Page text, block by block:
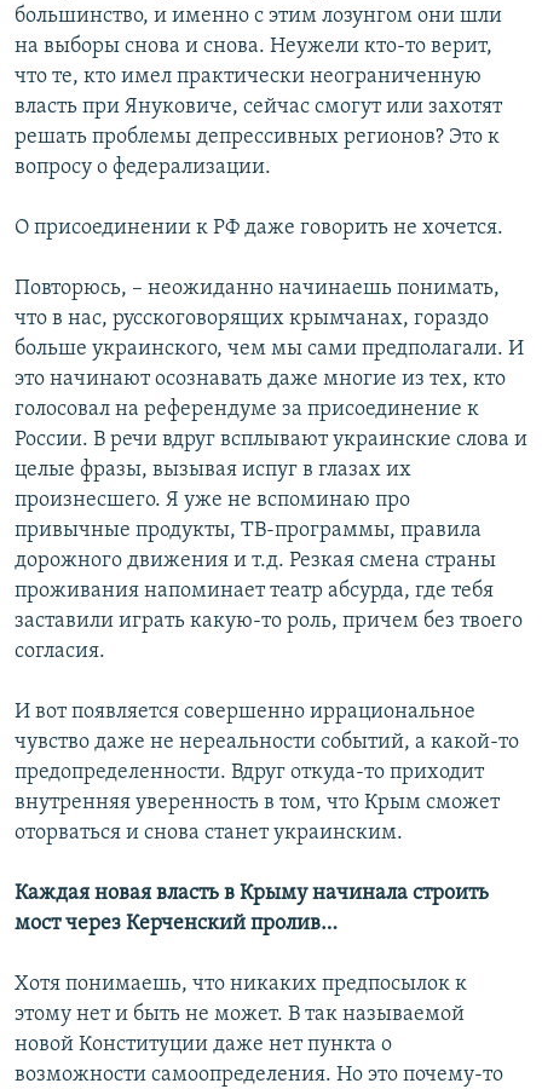
большинство, и именно с этим лозунгом они шли
на выборы снова и снова. Неужели кто-то верит,
что те, кто имел практически неограниченную
власть при Януковиче, сейчас смогут или захотят
решать проблемы депрессивных регионов? Это к
вопросу о федерализации.
О присоединении к РФ даже говорить не хочется.
Повторюсь, – неожиданно начинаешь понимать,
что в нас, русскоговорящих крымчанах, гораздо
больше украинского, чем мы сами предполагали. И
это начинают осознавать даже многие из тех, кто
голосовал на референдуме за присоединение к
России. В речи вдруг всплывают украинские слова и
целые фразы, вызывая испуг в глазах их
произнесшего. Я уже не вспоминаю про
привычные продукты, ТВ-программы, правила
дорожного движения и т.д. Резкая смена страны
проживания напоминает театр абсурда, где тебя
заставили играть какую-то роль, причем без твоего
согласия.
И вот появляется совершенно иррациональное
чувство даже не нереальности событий, а какой-то
предопределенности. Вдруг откуда-то приходит
внутренняя уверенность в том, что Крым сможет
оторваться и снова станет украинским.
Каждая новая власть в Крыму начинала строить
мост через Керченский пролив…
Хотя понимаешь, что никаких предпосылок к
этому нет и быть не может. В так называемой
новой Конституции даже нет пункта о
возможности самоопределения. Но это почему-то